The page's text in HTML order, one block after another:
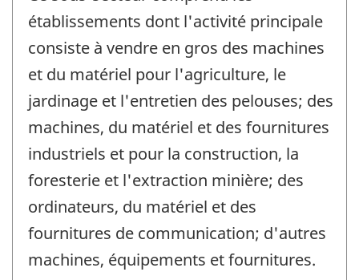
établissements dont l'activité principale
consiste à vendre en gros des machines
et du matériel pour l'agriculture, le
jardinage et l'entretien des pelouses; des
machines, du matériel et des fournitures
industriels et pour la construction, la
foresterie et l'extraction minière; des
ordinateurs, du matériel et des
fournitures de communication; d'autres
machines, équipements et fournitures.